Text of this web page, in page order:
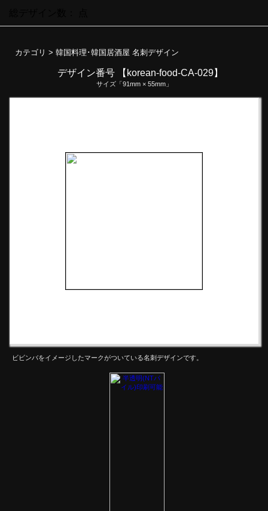
カテゴリ > 韓国料理･韓国居酒屋 名刺デザイン
デザイン番号 【korean-food-CA-029】
サイズ「91mm × 55mm」
ビビンバをイメージしたマークがついている名刺デザインです。